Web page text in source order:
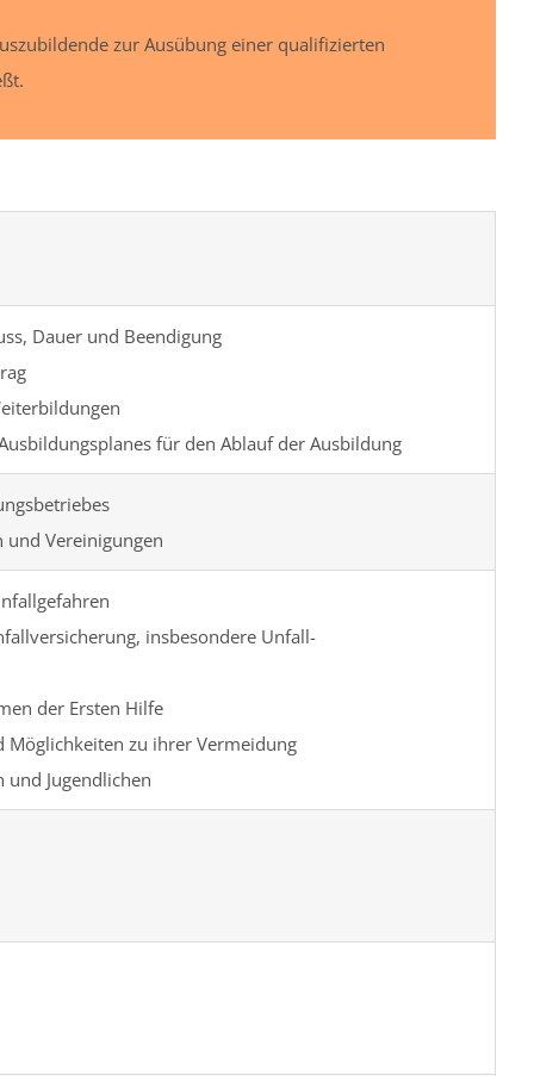
zur Ausübung einer qualifizierten
Dauer und Beendigung
für den Ablauf der Ausbildung
Vereinigungen
insbesondere Unfall-
der Ersten Hilfe
Möglichkeiten zu ihrer Vermeidung
und Jugendlichen